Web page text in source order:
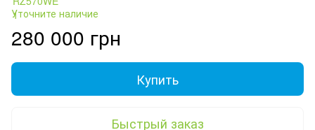
Уточните наличие
280 000 грн
Купить
Быстрый заказ